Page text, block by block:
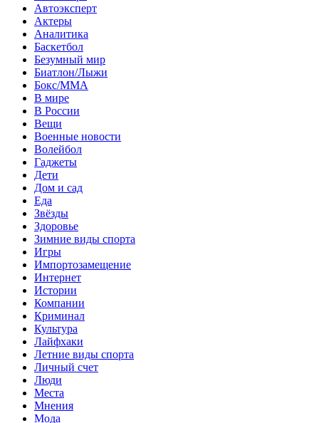
Автоэксперт
Актеры
Аналитика
Баскетбол
Безумный мир
Биатлон/Лыжи
Бокс/MMA
В мире
В России
Вещи
Военные новости
Волейбол
Гаджеты
Дети
Дом и сад
Еда
Звёзды
Здоровье
Зимние виды спорта
Игры
Импортозамещение
Интернет
Истории
Компании
Криминал
Культура
Лайфхаки
Летние виды спорта
Личный счет
Люди
Места
Мнения
Мода